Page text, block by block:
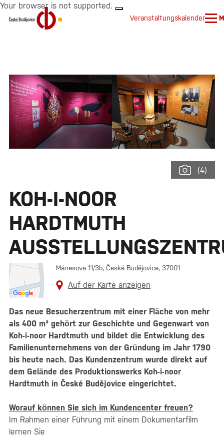
Your browser is not supported.
Veranstaltungskalender
(4)
KOH-I-NOOR
HARDTMUTH
Mánesova 11/3b, České Budějovice, 37001
Auf der Karte anzeigen
Das neue Besucherzentrum mit einer Fläche von mehr
als 400 m² gehört zur Geschichte und Gegenwart von
Koh-i-noor Hardtmuth und bildet die Entwicklung des
Familienunternehmens von der Gründung im Jahr 1790
bis heute nach. Das Kundenzentrum wurde direkt auf
dem Gelände des Produktionswerks Koh-i-noor
Hardtmuth in České Budějovice eingerichtet.
Worauf können Sie sich im Kundencenter freuen?
Im Rahmen einer Führung mit einem Dokumentarfilm
lernen Sie